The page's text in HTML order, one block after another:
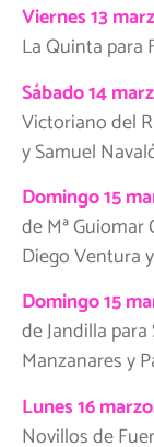
Viernes 13
La Quinta para
Sábado 14
Victoriano del
y Samuel
Domingo 15
de Mª Guiomar
Diego Ventura
Domingo 15
de Jandilla
Manzanares y
Lunes 16
Novillos de